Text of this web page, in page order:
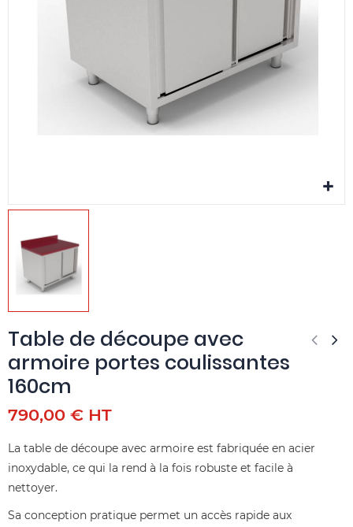
Table de découpe avec
armoire portes coulissantes
160cm
790,00 € HT
La table de découpe avec armoire est fabriquée en acier
inoxydable, ce qui la rend à la fois robuste et facile à
nettoyer.
Sa conception pratique permet un accès rapide aux